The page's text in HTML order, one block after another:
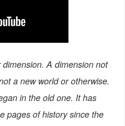
A dimension not
a new world or otherwise.
in the old one. It has
pages of history since the